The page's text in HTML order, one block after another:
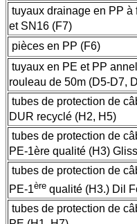
tuyaux drainage en PP à
et SN16 (F7)
pièces en PP (F6)
tuyaux en PE et PP
rouleau de 50m (D5-D7,
tubes de protection de
DUR recyclé (H2, H5)
tubes de protection de
PE-1ère qualité (H3) Gliss
tubes de protection de
PE-1ère qualité (H3.) Dil
tubes de protection de